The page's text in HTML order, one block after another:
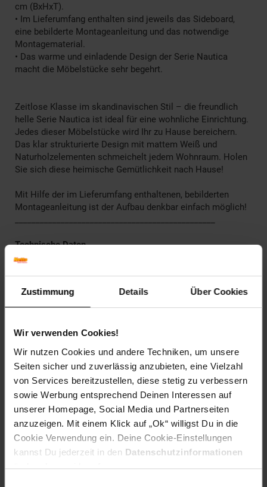
Zustimmung Details Über Cookies
Wir verwenden Cookies!
Wir nutzen Cookies und andere Techniken, um unsere
Seiten sicher und zuverlässig anzubieten, eine Vielzahl
von Services bereitzustellen, diese stetig zu verbessern
sowie Werbung entsprechend Deinen Interessen auf
unserer Homepage, Social Media und Partnerseiten
anzuzeigen. Mit einem Klick auf „Ok“ willigst Du in die
Cookie Verwendung ein. Deine Cookie-Einstellungen
kannst Du jederzeit in den Datenschutzinformationen
ändern bzw. widerrufen.
cm (BxHxT).
• Im Lieferumfang enthalten sind jeweils das Sideboard,
eine bebilderte Montageanleitung und das notwendige
Montagematerial.
• Das warme und einladende Design der Serie Nautica
macht die Möbelstücke sehr begehrt.
Zeitlose Klasse im skandinavischen Stil – die freundlich
helle Serie Nautica ist ideal für eine wohnliche Einrichtung.
Jedes dieser Möbelstücke wird Ihr zu Hause bereichern.
Das klar strukturierte Design mit mattem Weiß und
Naturholzelementen schmeichelt jedem Wohnraum. Holen
Sie sich diese heimische Gemütlichkeit nach Hause!
Mit Hilfe der im Lieferumfang enthaltenen, bebilderten
Montageanleitung ist der Aufbau denkbar einfach möglich!
Technische Daten
Bodenplatte, Füße, Fächer (4x): Buche
Griffe: Aluminiumoptik
Maße
Füße: 15 cm (H)
Gewicht
44,3 kg
Material
Korpus, Türen, Schubladen (3x): Spanplatte, 16 mm,
Melaminharzbeschichtung
Füße: Massivholz, 40 mm, Buche
Scharniere: Metall